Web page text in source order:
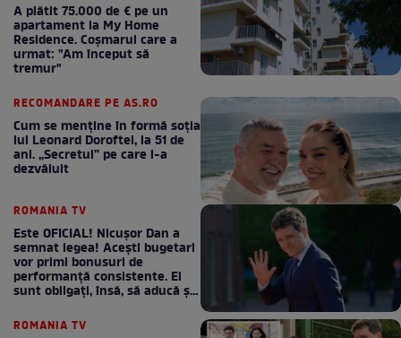
A plătit 75.000 de € pe un
apartament la My Home
Residence. Coşmarul care a
urmat: "Am început să
tremur"
RECOMANDARE PE AS.RO
Cum se menţine în formă soţia
lui Leonard Doroftei, la 51 de
ani. „Secretul” pe care l-a
dezvăluit
ROMANIA TV
Este OFICIAL! Nicușor Dan a
semnat legea! Acești bugetari
vor primi bonusuri de
performanță consistente. Ei
sunt obligați, însă, să aducă și
ROMANIA TV